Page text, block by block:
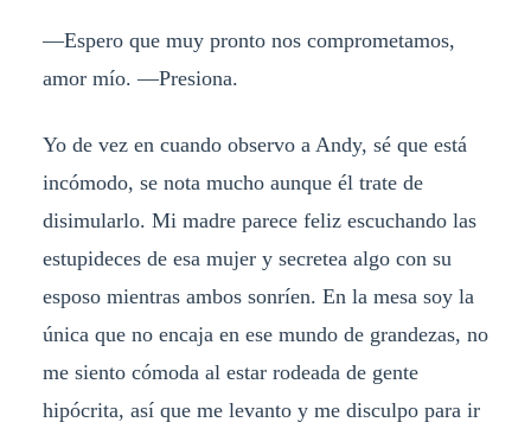
—Espero que muy pronto nos comprometamos,
amor mío. —Presiona.
Yo de vez en cuando observo a Andy, sé que está
incómodo, se nota mucho aunque él trate de
disimularlo. Mi madre parece feliz escuchando las
estupideces de esa mujer y secretea algo con su
esposo mientras ambos sonríen. En la mesa soy la
única que no encaja en ese mundo de grandezas, no
me siento cómoda al estar rodeada de gente
hipócrita, así que me levanto y me disculpo para ir